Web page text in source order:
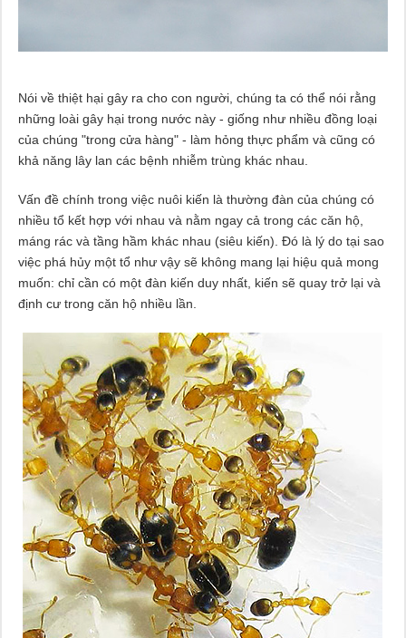
Nói về thiệt hại gây ra cho con người, chúng ta có thể nói rằng
những loài gây hại trong nước này - giống như nhiều đồng loại
của chúng "trong cửa hàng" - làm hỏng thực phẩm và cũng có
khả năng lây lan các bệnh nhiễm trùng khác nhau.
Vấn đề chính trong việc nuôi kiến ​​là thường đàn của chúng có
nhiều tổ kết hợp với nhau và nằm ngay cả trong các căn hộ,
máng rác và tầng hầm khác nhau (siêu kiến). Đó là lý do tại sao
việc phá hủy một tổ như vậy sẽ không mang lại hiệu quả mong
muốn: chỉ cần có một đàn kiến ​​duy nhất, kiến ​​sẽ quay trở lại và
định cư trong căn hộ nhiều lần.